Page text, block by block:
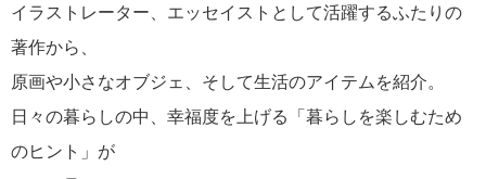
イラストレーター、エッセイストとして活躍するふたりの
著作から、
原画や小さなオブジェ、そして生活のアイテムを紹介。
日々の暮らしの中、幸福度を上げる「暮らしを楽しむため
のヒント」が